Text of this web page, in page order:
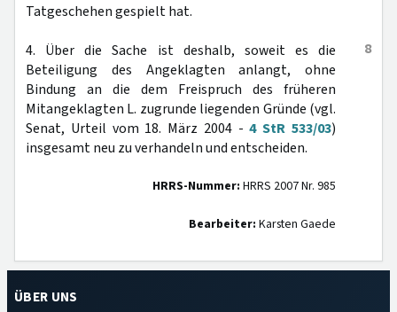
Tatgeschehen gespielt hat.
8
4. Über die Sache ist deshalb, soweit es die
Beteiligung des Angeklagten anlangt, ohne
Bindung an die dem Freispruch des früheren
Mitangeklagten L. zugrunde liegenden Gründe (vgl.
Senat, Urteil vom 18. März 2004 -4 StR 533/03)
insgesamt neu zu verhandeln und entscheiden.
HRRS-Nummer: HRRS 2007 Nr. 985
Bearbeiter: Karsten Gaede
ÜBER UNS